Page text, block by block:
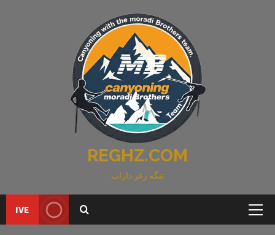
REGHZ.COM
تنگه رغز داراب
Primary
IVE